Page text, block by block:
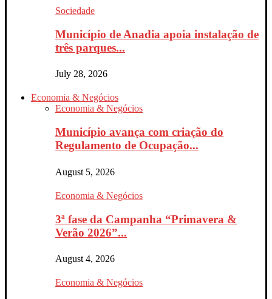
Sociedade
Município de Anadia apoia instalação de
três parques...
July 28, 2026
Economia & Negócios
Economia & Negócios
Município avança com criação do
Regulamento de Ocupação...
August 5, 2026
Economia & Negócios
3ª fase da Campanha “Primavera &
Verão 2026”...
August 4, 2026
Economia & Negócios